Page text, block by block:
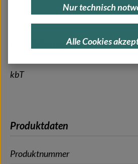
Qualitätssiegel
kbT
Produktdaten
Produktnummer
Alle Cookies
Nur technisch